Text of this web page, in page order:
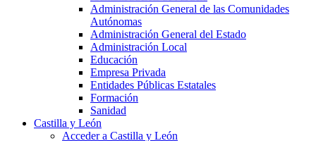
Administración General de las Comunidades
Autónomas
Administración General del Estado
Administración Local
Educación
Empresa Privada
Entidades Públicas Estatales
Formación
Sanidad
Castilla y León
Acceder a Castilla y León